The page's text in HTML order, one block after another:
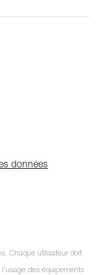
données
Chaque utilisateur doit
des équipements